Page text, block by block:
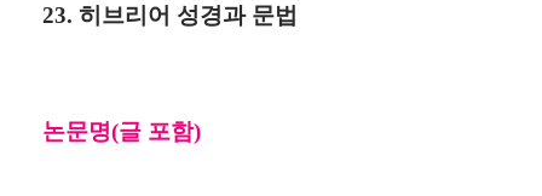
23. 히브리어 성경과 문법
논문명(글 포함)